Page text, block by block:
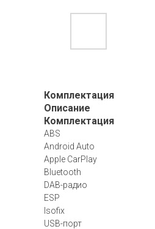
Комплектация
Описание
Комплектация
ABS
Android Auto
Apple CarPlay
Bluetooth
DAB-радио
ESP
Isofix
USB-порт